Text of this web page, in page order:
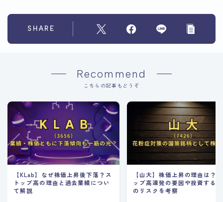
SHARE
Recommend
こちらの記事もどうぞ
【KLab】なぜ株価上昇後下落？ス
トップ高の理由と過去業績につい
て解説
【山大】株価上昇の理由は？
ップ高連発の要因や投資する
のリスクを考察